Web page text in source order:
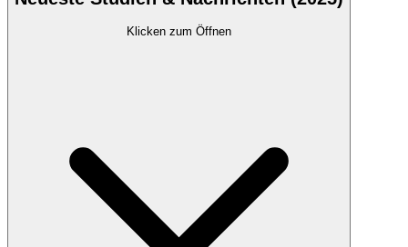
Klicken zum Öffnen